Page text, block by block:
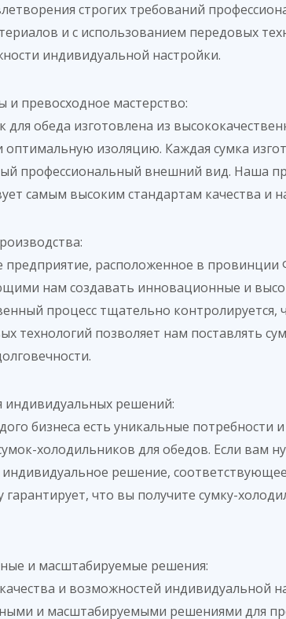
строгих требований
и с использованием передовых
индивидуальной настройки.
превосходное мастерство:
обеда изготовлена ​​из
изоляцию. Каждая сумка
профессиональный внешний вид. Наша
самым высоким стандартам качества и
предприятие, расположенное в
нам создавать инновационные и
процесс тщательно контролируется,
технологий позволяет нам поставлять
индивидуальных решений:
бизнеса есть уникальные
холодильников для обедов. Если
индивидуальное решение,
гарантирует, что вы получите сумку-
и масштабируемые решения:
и возможностей индивидуальной
и масштабируемыми решениями для